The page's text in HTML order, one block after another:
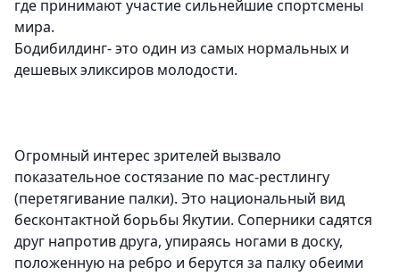
где принимают участие сильнейшие спортсмены
мира.
Бодибилдинг- это один из самых нормальных и
дешевых эликсиров молодости.
Огромный интерес зрителей вызвало
показательное состязание по мас-рестлингу
(перетягивание палки). Это национальный вид
бесконтактной борьбы Якутии. Соперники садятся
друг напротив друга, упираясь ногами в доску,
положенную на ребро и берутся за палку обеими